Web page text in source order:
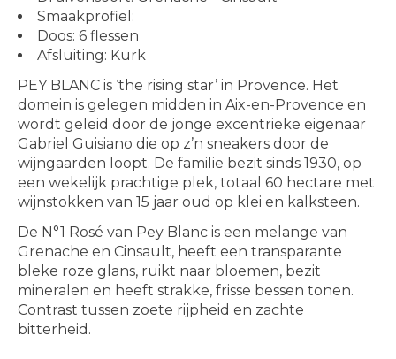
Smaakprofiel:
Doos: 6 flessen
Afsluiting: Kurk
PEY BLANC is ‘the rising star’ in Provence. Het
domein is gelegen midden in Aix-en-Provence en
wordt geleid door de jonge excentrieke eigenaar
Gabriel Guisiano die op z’n sneakers door de
wijngaarden loopt. De familie bezit sinds 1930, op
een wekelijk prachtige plek, totaal 60 hectare met
wijnstokken van 15 jaar oud op klei en kalksteen.
De N°1 Rosé van Pey Blanc is een melange van
Grenache en Cinsault, heeft een transparante
bleke roze glans, ruikt naar bloemen, bezit
mineralen en heeft strakke, frisse bessen tonen.
Contrast tussen zoete rijpheid en zachte
bitterheid.